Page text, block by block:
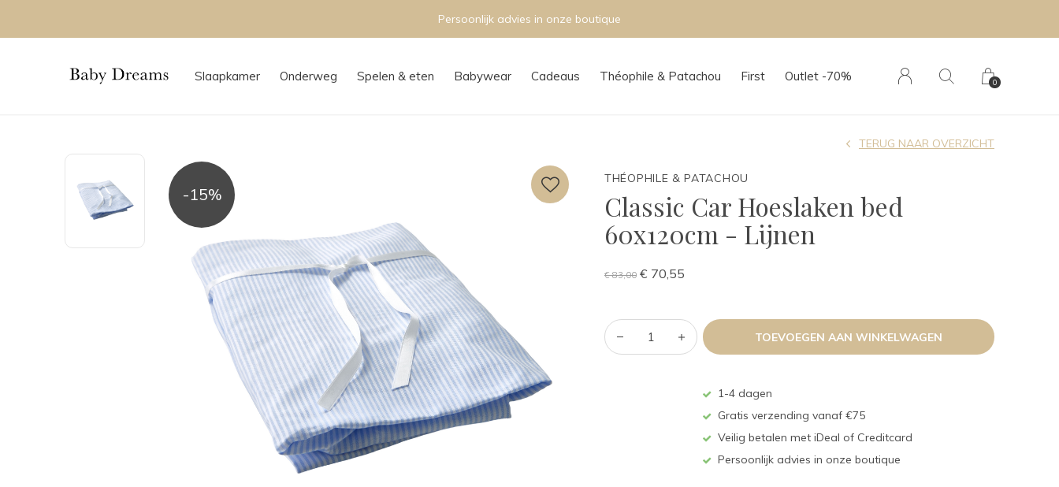
Slaapkamer Onderweg Spelen & eten Babywear Cadeaus Théophile & Patachou First Outlet -70% 0
Persoonlijk advies in onze boutique
-15%
THÉOPHILE & PATACHOU
Classic Car Hoeslaken bed
60x120cm - Lijnen
TERUG NAAR OVERZICHT
€ 83,00 € 70,55
TOEVOEGEN AAN WINKELWAGEN
1-4 dagen
Gratis verzending vanaf €75
Veilig betalen met iDeal of Creditcard
Persoonlijk advies in onze boutique